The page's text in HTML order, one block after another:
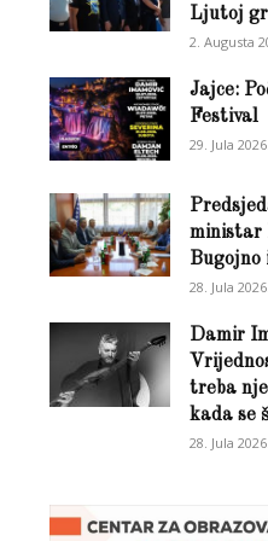
Ljutoj
2. Augusta
Jajce:
Festival
29. Jula 2026.
ministar
Bugojno
28. Jula 2026.
Damir
treba
kada se
28. Jula 2026.